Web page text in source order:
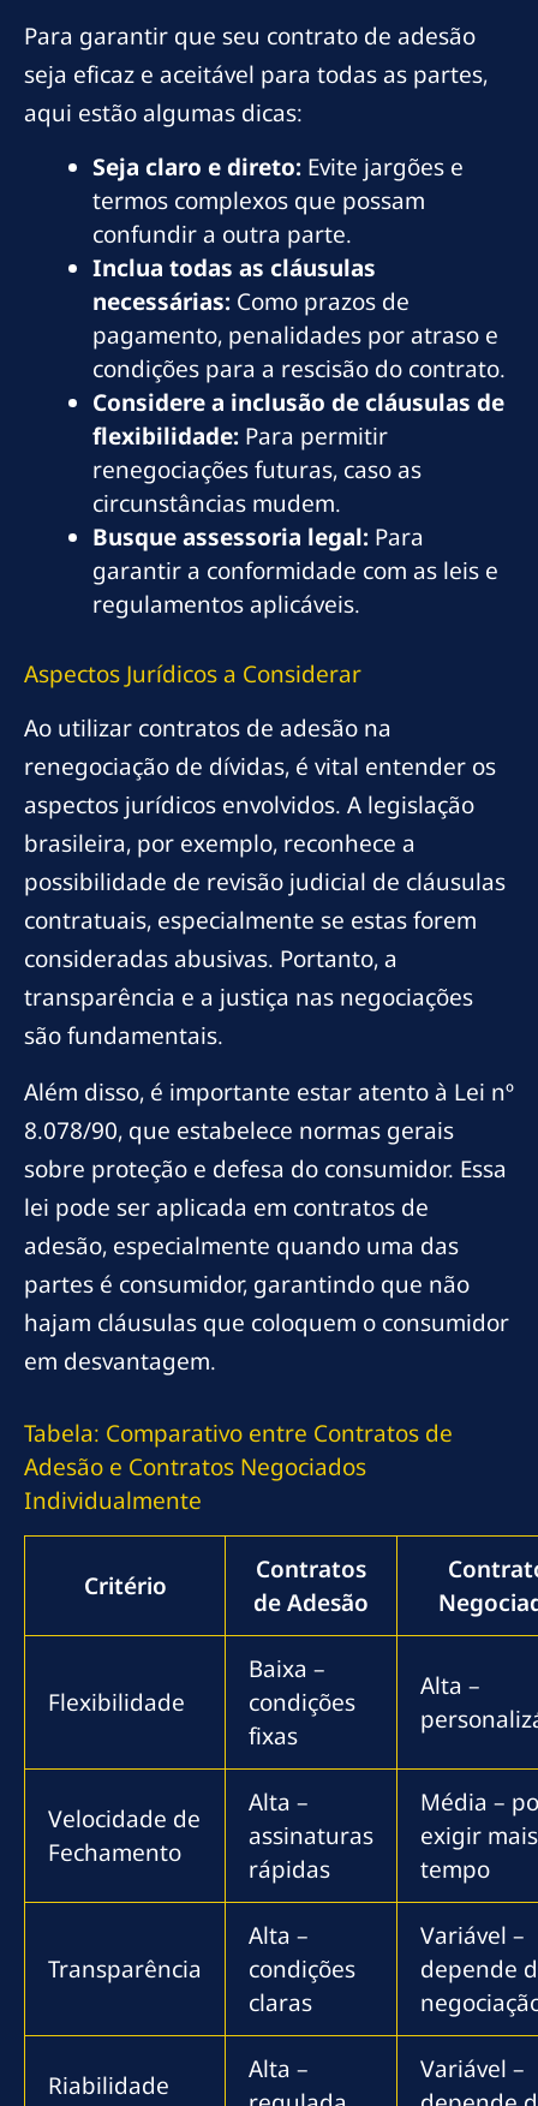
Para garantir que seu contrato de adesão
seja eficaz e aceitável para todas as partes,
aqui estão algumas dicas:
Seja claro e direto: Evite jargões e
termos complexos que possam
confundir a outra parte.
Inclua todas as cláusulas
necessárias: Como prazos de
pagamento, penalidades por atraso e
condições para a rescisão do contrato.
Considere a inclusão de cláusulas de
flexibilidade: Para permitir
renegociações futuras, caso as
circunstâncias mudem.
Busque assessoria legal: Para
garantir a conformidade com as leis e
regulamentos aplicáveis.
Aspectos Jurídicos a Considerar
Ao utilizar contratos de adesão na
renegociação de dívidas, é vital entender os
aspectos jurídicos envolvidos. A legislação
brasileira, por exemplo, reconhece a
possibilidade de revisão judicial de cláusulas
contratuais, especialmente se estas forem
consideradas abusivas. Portanto, a
transparência e a justiça nas negociações
são fundamentais.
Além disso, é importante estar atento à Lei nº
8.078/90, que estabelece normas gerais
sobre proteção e defesa do consumidor. Essa
lei pode ser aplicada em contratos de
adesão, especialmente quando uma das
partes é consumidor, garantindo que não
hajam cláusulas que coloquem o consumidor
em desvantagem.
Tabela: Comparativo entre Contratos de
Adesão e Contratos Negociados
Individualmente
Critério
Contratos
de Adesão
Flexibilidade
Baixa –
condições
fixas
Alta –
Velocidade de
Fechamento
Alta –
assinaturas
rápidas
Média –
exigir mais
tempo
Transparência
Alta –
condições
claras
Variável –
depende
Riabilidade
Alta –
Variável –